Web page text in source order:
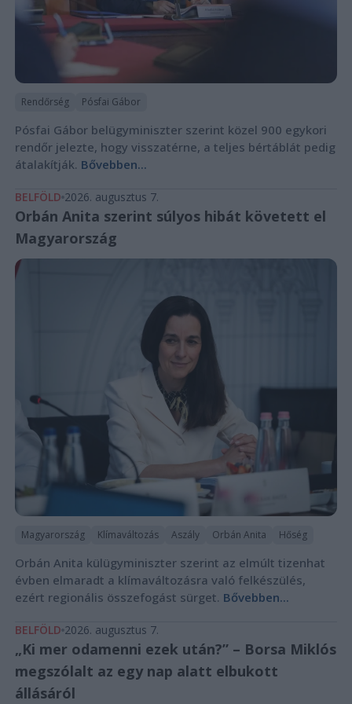
Rendőrség Pósfai Gábor
Pósfai Gábor belügyminiszter szerint közel 900 egykori
rendőr jelezte, hogy visszatérne, a teljes bértáblát pedig
átalakítják. Bővebben...
BELFÖLD 2026. augusztus 7.
Orbán Anita szerint súlyos hibát követett el
Magyarország
Magyarország Klímaváltozás Aszály Orbán Anita Hőség
Orbán Anita külügyminiszter szerint az elmúlt tizenhat
évben elmaradt a klímaváltozásra való felkészülés,
ezért regionális összefogást sürget. Bővebben...
BELFÖLD 2026. augusztus 7.
„Ki mer odamenni ezek után?” – Borsa Miklós
megszólalt az egy nap alatt elbukott
állásáról